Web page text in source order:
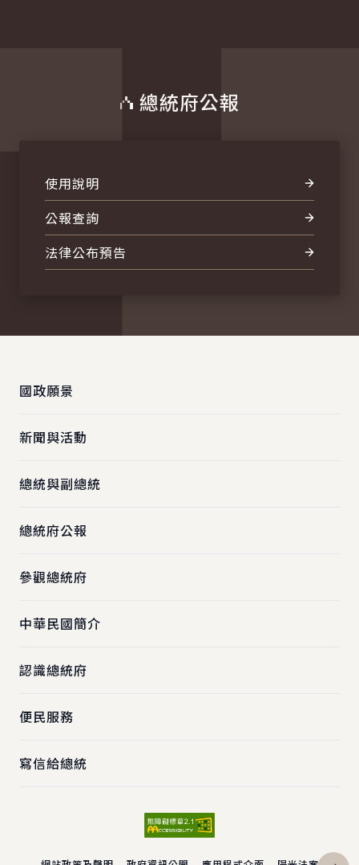
總統府公報
使用說明
公報查詢
法律公布預告
國政願景
新聞與活動
總統與副總統
總統府公報
參觀總統府
中華民國簡介
認識總統府
便民服務
寫信給總統